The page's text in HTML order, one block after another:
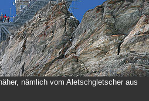
nämlich vom Aletschgletscher aus